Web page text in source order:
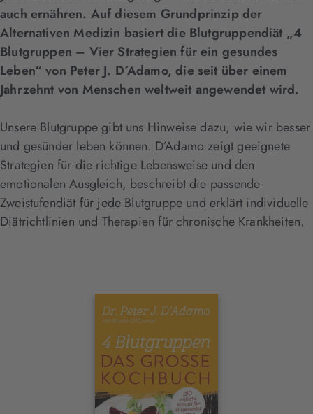
auch ernähren. Auf diesem Grundprinzip der
Alternativen Medizin basiert die Blutgruppendiät „4
Blutgruppen – Vier Strategien für ein gesundes
Leben“ von Peter J. D´Adamo, die seit über einem
Jahrzehnt von Menschen weltweit angewendet wird.
Unsere Blutgruppe gibt uns Hinweise dazu, wie wir besser
und gesünder leben können. D’Adamo zeigt geeignete
Strategien für die richtige Lebensweise und den
emotionalen Ausgleich, beschreibt die passende
Zweistufendiät für jede Blutgruppe und erklärt individuelle
Diätrichtlinien und Therapien für chronische Krankheiten.